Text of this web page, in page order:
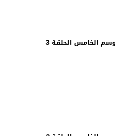
الخامس الحلقة 3